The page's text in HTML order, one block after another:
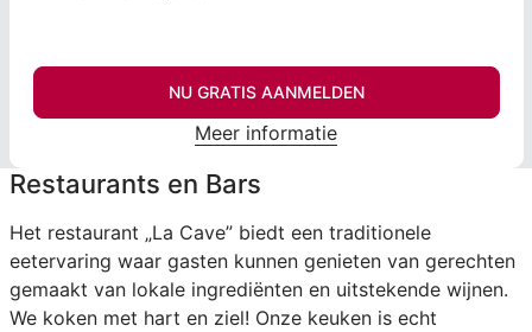
NU GRATIS AANMELDEN
Meer informatie
Restaurants en Bars
Het restaurant „La Cave” biedt een traditionele
eetervaring waar gasten kunnen genieten van gerechten
gemaakt van lokale ingrediënten en uitstekende wijnen.
We koken met hart en ziel! Onze keuken is echt